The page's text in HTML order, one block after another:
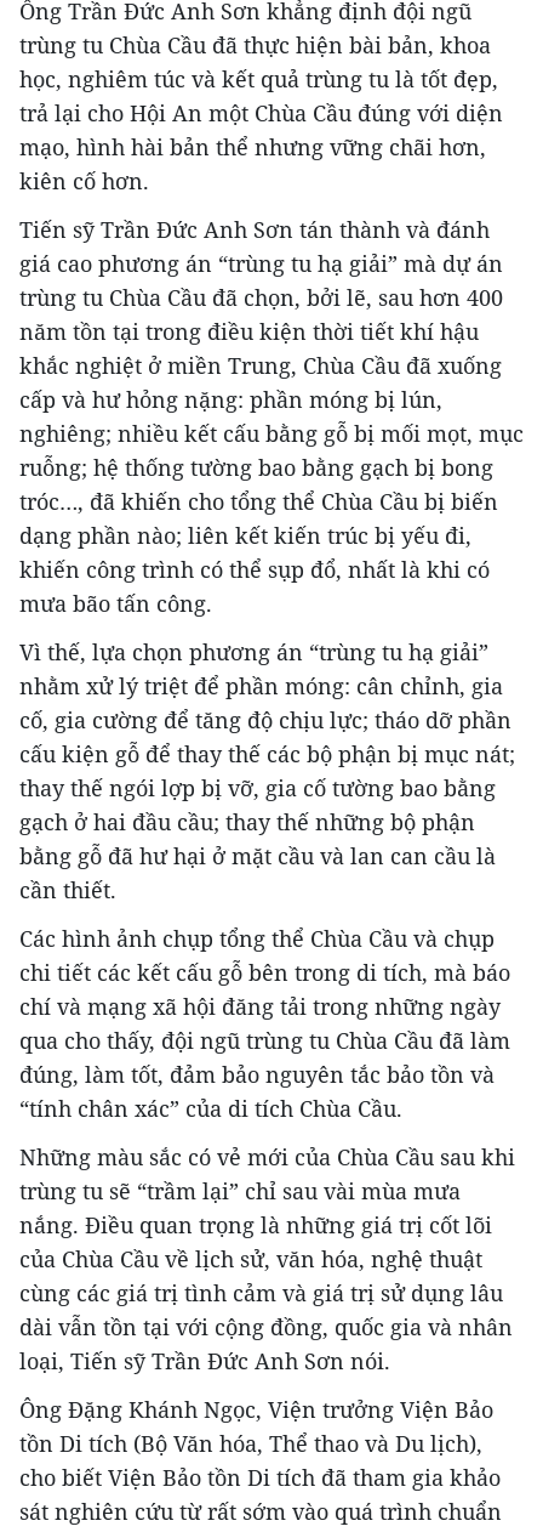
Ông Trần Đức Anh Sơn khẳng định đội ngũ
trùng tu Chùa Cầu đã thực hiện bài bản, khoa
học, nghiêm túc và kết quả trùng tu là tốt đẹp,
trả lại cho Hội An một Chùa Cầu đúng với diện
mạo, hình hài bản thể nhưng vững chãi hơn,
kiên cố hơn.
Tiến sỹ Trần Đức Anh Sơn tán thành và đánh
giá cao phương án “trùng tu hạ giải” mà dự án
trùng tu Chùa Cầu đã chọn, bởi lẽ, sau hơn 400
năm tồn tại trong điều kiện thời tiết khí hậu
khắc nghiệt ở miền Trung, Chùa Cầu đã xuống
cấp và hư hỏng nặng: phần móng bị lún,
nghiêng; nhiều kết cấu bằng gỗ bị mối mọt, mục
ruỗng; hệ thống tường bao bằng gạch bị bong
tróc…, đã khiến cho tổng thể Chùa Cầu bị biến
dạng phần nào; liên kết kiến trúc bị yếu đi,
khiến công trình có thể sụp đổ, nhất là khi có
mưa bão tấn công.
Vì thế, lựa chọn phương án “trùng tu hạ giải”
nhằm xử lý triệt để phần móng: cân chỉnh, gia
cố, gia cường để tăng độ chịu lực; tháo dỡ phần
cấu kiện gỗ để thay thế các bộ phận bị mục nát;
thay thế ngói lợp bị vỡ, gia cố tường bao bằng
gạch ở hai đầu cầu; thay thế những bộ phận
bằng gỗ đã hư hại ở mặt cầu và lan can cầu là
cần thiết.
Các hình ảnh chụp tổng thể Chùa Cầu và chụp
chi tiết các kết cấu gỗ bên trong di tích, mà báo
chí và mạng xã hội đăng tải trong những ngày
qua cho thấy, đội ngũ trùng tu Chùa Cầu đã làm
đúng, làm tốt, đảm bảo nguyên tắc bảo tồn và
“tính chân xác” của di tích Chùa Cầu.
Những màu sắc có vẻ mới của Chùa Cầu sau khi
trùng tu sẽ “trầm lại” chỉ sau vài mùa mưa
nắng. Điều quan trọng là những giá trị cốt lõi
của Chùa Cầu về lịch sử, văn hóa, nghệ thuật
cùng các giá trị tình cảm và giá trị sử dụng lâu
dài vẫn tồn tại với cộng đồng, quốc gia và nhân
loại, Tiến sỹ Trần Đức Anh Sơn nói.
Ông Đặng Khánh Ngọc, Viện trưởng Viện Bảo
tồn Di tích (Bộ Văn hóa, Thể thao và Du lịch),
cho biết Viện Bảo tồn Di tích đã tham gia khảo
sát nghiên cứu từ rất sớm vào quá trình chuẩn